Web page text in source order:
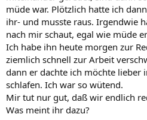
müde war. Plötzlich hatte ich
ihr- und musste raus. Irgendwie
nach mir schaut, egal wie müde
Ich habe ihn heute morgen zur
ziemlich schnell zur Arbeit
dann er dachte ich möchte lieber
schlafen. Ich war so wütend.
Mir tut nur gut, daß wir endlich
Was meint ihr dazu?